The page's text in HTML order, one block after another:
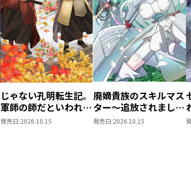
じゃない孔明転生記。
軍師の師だといわれま
しても@COMIC 第3巻
発売日:2026.10.15
廃嫡貴族のスキルマス
ター～追放されました
が、『スキル創造』で
発売日:2026.10.15